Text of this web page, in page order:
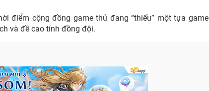
điểm cộng đồng game thủ đang “thiếu” một tựa game
và đề cao tính đồng đội.